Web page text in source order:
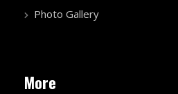
Photo Gallery
More